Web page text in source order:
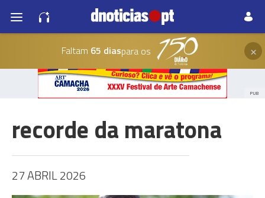
Faltam 65 diaspara os ×
PUB
recorde da maratona
27 ABRIL 2026